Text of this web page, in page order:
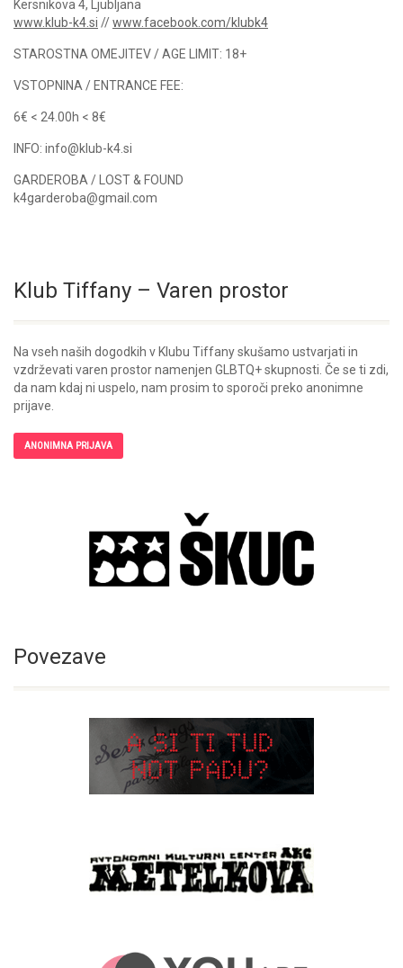
Kersnikova 4, Ljubljana
www.klub-k4.si //www.facebook.com/klubk4
STAROSTNA OMEJITEV / AGE LIMIT: 18+
VSTOPNINA / ENTRANCE FEE:
6€ < 24.00h < 8€
INFO: info@klub-k4.si
GARDEROBA / LOST & FOUND
k4garderoba@gmail.com
Klub Tiffany – Varen prostor
Na vseh naših dogodkih v Klubu Tiffany skušamo ustvarjati in
vzdrževati varen prostor namenjen GLBTQ+ skupnosti. Če se ti zdi,
da nam kdaj ni uspelo, nam prosim to sporoči preko anonimne
prijave.
ANONIMNA PRIJAVA
Povezave